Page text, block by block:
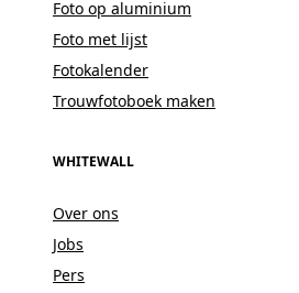
Foto op aluminium
Foto met lijst
Fotokalender
Trouwfotoboek maken
WHITEWALL
Over ons
Jobs
Pers